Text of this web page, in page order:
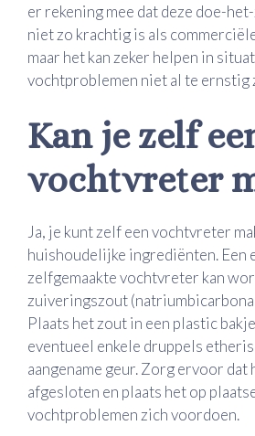
er rekening mee dat deze doe-
niet zo krachtig is als
maar het kan zeker helpen in
vochtproblemen niet al te ernstig
Kan je zelf
vochtvreter
Ja, je kunt zelf een vochtvreter
huishoudelijke ingrediënten. Een
zelfgemaakte vochtvreter kan
zuiveringszout
Plaats het zout in een plastic
eventueel enkele druppels
aangename geur. Zorg ervoor dat
afgesloten en plaats het op
vochtproblemen zich voordoen.